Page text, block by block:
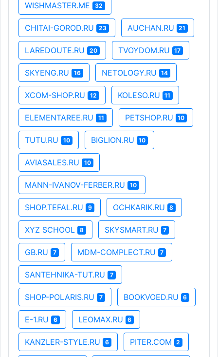
WISHMASTER.ME 32
CHITAI-GOROD.RU 23 AUCHAN.RU 21
LAREDOUTE.RU 20 TVOYDOM.RU 17
SKYENG.RU 16 NETOLOGY.RU 14
XCOM-SHOP.RU 12 KOLESO.RU 11
ELEMENTAREE.RU 11 PETSHOP.RU 10
TUTU.RU 10 BIGLION.RU 10
AVIASALES.RU 10
MANN-IVANOV-FERBER.RU 10
SHOP.TEFAL.RU 9 OCHKARIK.RU 8
XYZ SCHOOL 8 SKYSMART.RU 7
GB.RU 7 MDM-COMPLECT.RU 7
SANTEHNIKA-TUT.RU 7
SHOP-POLARIS.RU 7 BOOKVOED.RU 6
E-1.RU 6 LEOMAX.RU 6
KANZLER-STYLE.RU 6 PITER.COM 2